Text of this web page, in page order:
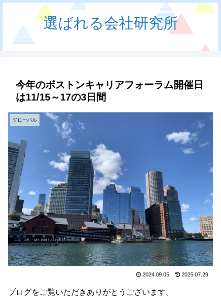
選ばれる会社研究所
今年のボストンキャリアフォーラム開催日
は11/15～17の3日間
グローバル
2024.09.05 2025.07.29
ブログをご覧いただきありがとうございます。